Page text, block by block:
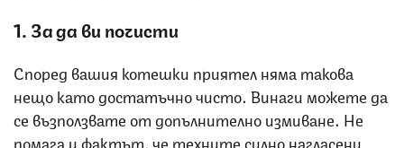
1. За да ви почисти
Според вашия котешки приятел няма такова
нещо като достатъчно чисто. Винаги можете да
се възползвате от допълнително измиване. Не
помага и фактът, че техните силно нагласени